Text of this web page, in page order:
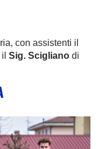
con assistenti il
Sig. Scigliano di